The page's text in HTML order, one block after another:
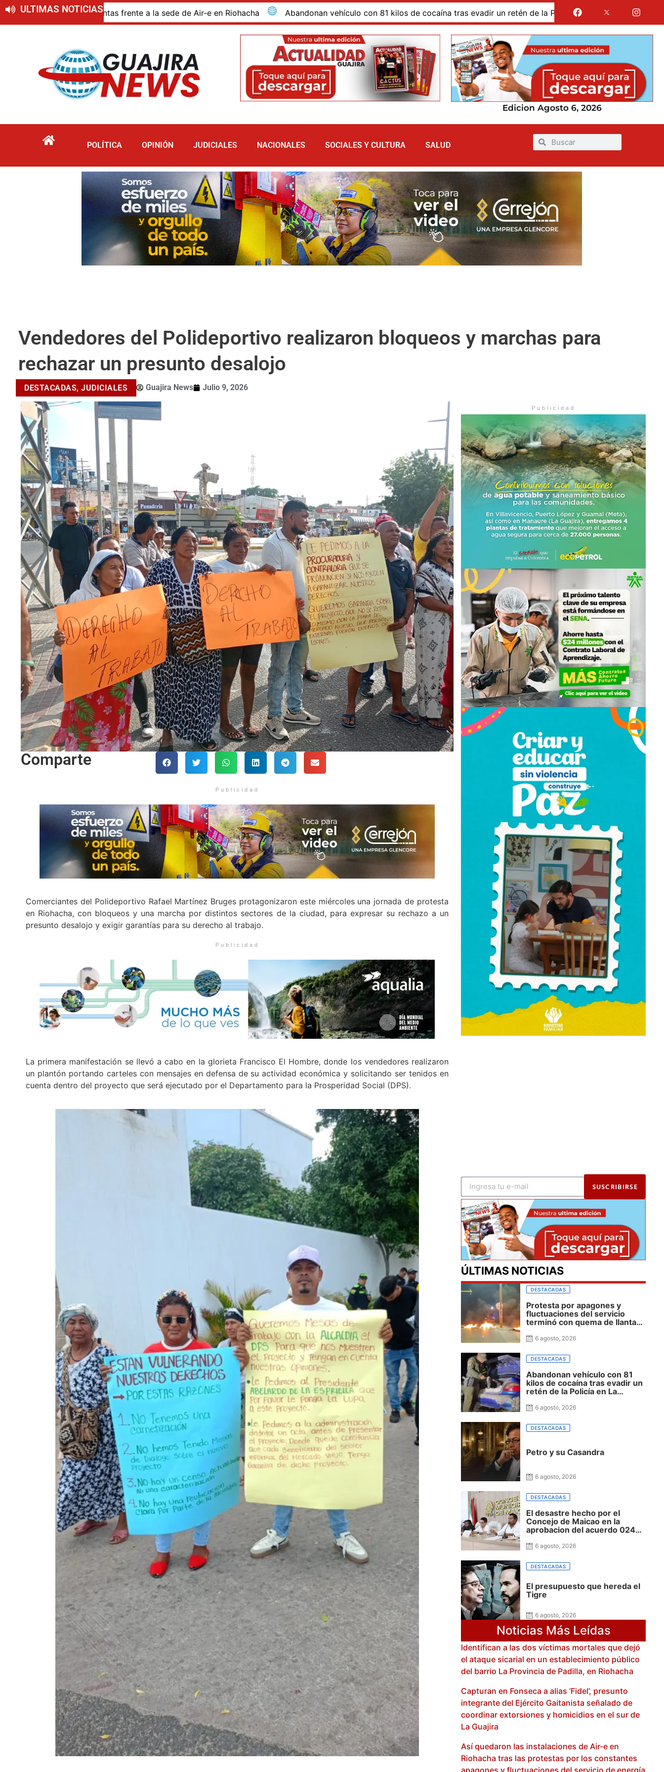
ULTIMAS NOTICIAS
frente a la sede de Air-e en Riohacha Abandonan vehículo con 81 kilos de cocaína tras evadir un retén de la Policía en La Guajira Petro y su Casandra
Edicion Agosto 6, 2026
POLÍTICA OPINIÓN JUDICIALES NACIONALES SOCIALES Y CULTURA SALUD
Vendedores del Polideportivo realizaron bloqueos y marchas para
rechazar un presunto desalojo
DESTACADAS, JUDICIALES Guajira News Julio 9, 2026
Comparte
Publicidad
Comerciantes del Polideportivo Rafael Martínez Bruges protagonizaron este miércoles una jornada de protesta
en Riohacha, con bloqueos y una marcha por distintos sectores de la ciudad, para expresar su rechazo a un
presunto desalojo y exigir garantías para su derecho al trabajo.
Publicidad
La primera manifestación se llevó a cabo en la glorieta Francisco El Hombre, donde los vendedores realizaron
un plantón portando carteles con mensajes en defensa de su actividad económica y solicitando ser tenidos en
cuenta dentro del proyecto que será ejecutado por el Departamento para la Prosperidad Social (DPS).
Publicidad
SUSCRIBIRSE
ÚLTIMAS NOTICIAS
DESTACADAS
Protesta por apagones y
fluctuaciones del servicio
terminó con quema de llantas
Riohacha
6 agosto, 2026
DESTACADAS
Abandonan vehículo con 81
kilos de cocaína tras evadir un
retén de la Policía en La
6 agosto, 2026
DESTACADAS
Petro y su Casandra
6 agosto, 2026
DESTACADAS
El desastre hecho por el
Concejo de Maicao en la
aprobacion del acuerdo 024
6 agosto, 2026
DESTACADAS
El presupuesto que hereda el
Tigre
6 agosto, 2026
Noticias Más Leídas
Identifican a las dos víctimas mortales que dejó
el ataque sicarial en un establecimiento público
del barrio La Provincia de Padilla, en Riohacha
Capturan en Fonseca a alias ‘Fidel’, presunto
integrante del Ejército Gaitanista señalado de
coordinar extorsiones y homicidios en el sur de
La Guajira
Así quedaron las instalaciones de Air-e en
Riohacha tras las protestas por los constantes